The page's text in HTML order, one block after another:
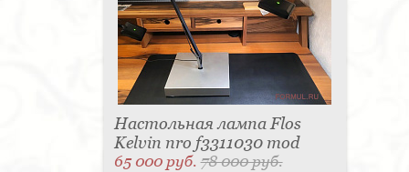
Настольная лампа Flos
Kelvin nro f3311030 mod
65 000 руб.78 000 руб.